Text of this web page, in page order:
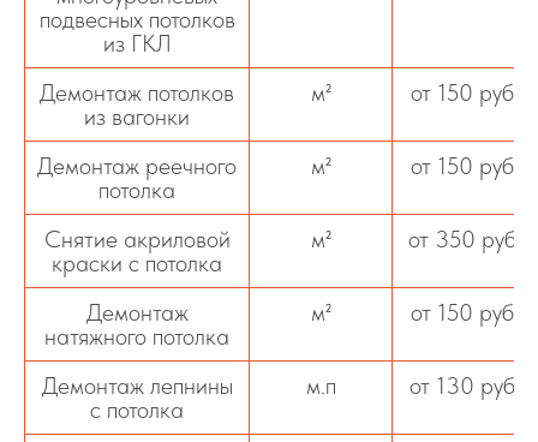
подвесных потолков
из ГКЛ
Демонтаж потолков
из вагонки
м² от 150 руб
Демонтаж реечного
потолка
м² от 150 руб
Снятие акриловой
краски с потолка
м² от 350 руб
Демонтаж
натяжного потолка
м² от 150 руб
Демонтаж лепнины
с потолка
м.п от 130 руб